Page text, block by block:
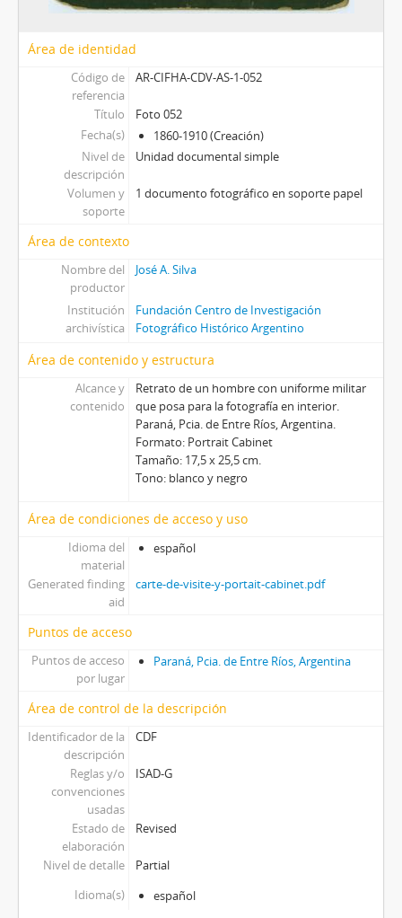
Área de identidad
Código de
referencia
AR-CIFHA-CDV-AS-1-052
Título
Foto 052
Fecha(s)
1860-1910 (Creación)
Nivel de
descripción
Unidad documental simple
Volumen y
soporte
1 documento fotográfico en soporte papel
Área de contexto
Nombre del
productor
José A. Silva
Institución
archivística
Fundación Centro de Investigación
Fotográfico Histórico Argentino
Área de contenido y estructura
Alcance y
contenido
Retrato de un hombre con uniforme militar
que posa para la fotografía en interior.
Paraná, Pcia. de Entre Ríos, Argentina.
Formato: Portrait Cabinet
Tamaño: 17,5 x 25,5 cm.
Tono: blanco y negro
Área de condiciones de acceso y uso
Idioma del
material
español
Generated finding
aid
carte-de-visite-y-portait-cabinet.pdf
Puntos de acceso
Puntos de acceso
por lugar
Paraná, Pcia. de Entre Ríos, Argentina
Área de control de la descripción
Identificador de la
descripción
CDF
Reglas y/o
convenciones
usadas
ISAD-G
Estado de
elaboración
Revised
Nivel de detalle
Partial
Idioma(s)
español